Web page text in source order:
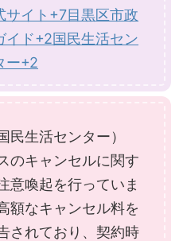
サイト+7目黒区市政
イド+2国民生活セン
ー+2
民生活センター）
のキャンセルに関す
意喚起を行っていま
額なキャンセル料を
されており、契約時